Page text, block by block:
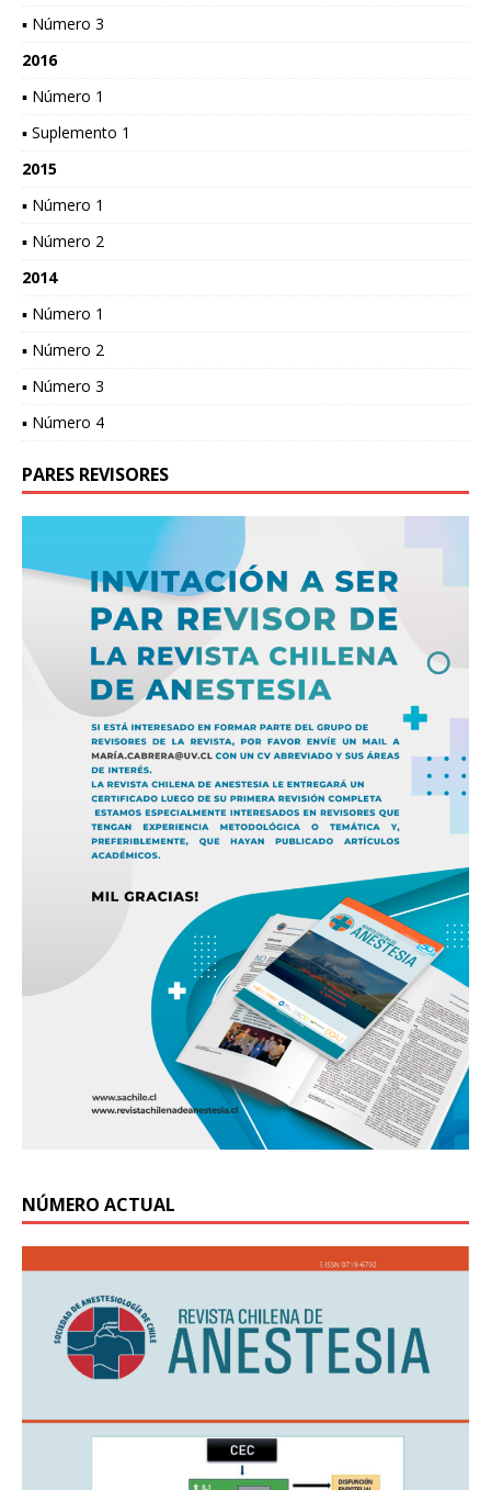
▪ Número 3
2016
▪ Número 1
▪ Suplemento 1
2015
▪ Número 1
▪ Número 2
2014
▪ Número 1
▪ Número 2
▪ Número 3
▪ Número 4
PARES REVISORES
NÚMERO ACTUAL